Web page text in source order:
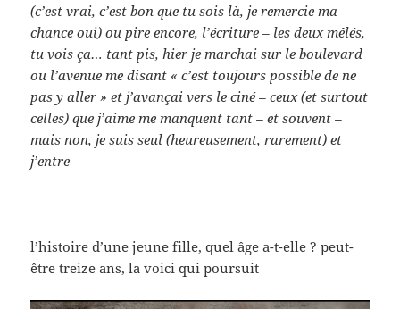
(c’est vrai, c’est bon que tu sois là, je remercie ma
chance oui) ou pire encore, l’écriture – les deux mêlés,
tu vois ça… tant pis, hier je marchai sur le boulevard
ou l’avenue me disant « c’est toujours possible de ne
pas y aller » et j’avançai vers le ciné – ceux (et surtout
celles) que j’aime me manquent tant – et souvent –
mais non, je suis seul (heureusement, rarement) et
j’entre
l’histoire d’une jeune fille, quel âge a-t-elle ? peut-
être treize ans, la voici qui poursuit